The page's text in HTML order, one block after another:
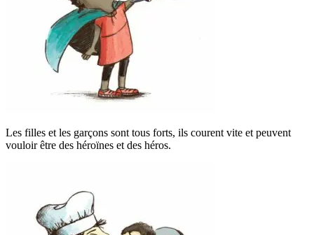
Les filles et les garçons sont tous forts, ils courent vite et peuvent
vouloir être des héroïnes et des héros.